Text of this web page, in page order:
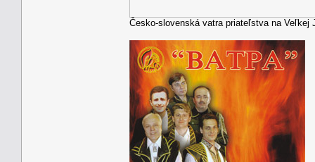
Česko-slovenská vatra priateľstva na Veľkej